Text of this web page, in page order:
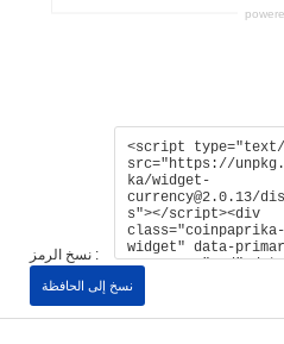
نسخ الرمز :
نسخ إلى الحافظة